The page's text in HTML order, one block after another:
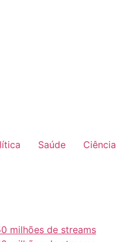
Saúde Ciência
milhões de streams